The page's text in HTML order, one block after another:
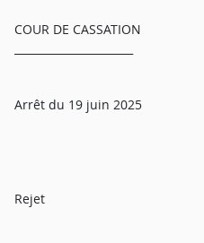
COUR DE CASSATION
Arrêt du 19 juin 2025
Rejet